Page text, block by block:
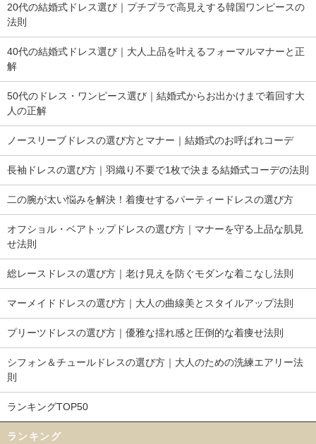
20代の結婚式ドレス選び｜プチプラで高見えする韓国ワンピースの
法則
40代の結婚式ドレス選び｜大人上品を叶えるフォーマルマナーと正
解
50代のドレス・ワンピース選び｜結婚式からお出かけまで着回す大
人の正解
ノースリーブドレスの選び方とマナー｜結婚式のお呼ばれコーデ
長袖ドレスの選び方｜羽織り不要で1枚で決まる結婚式コーデの法則
二の腕が太い悩みを解決！着痩せするパーティードレスの選び方
オフショル・ベアトップドレスの選び方｜マナーを守る上品な肌見
せ法則
総レースドレスの選び方｜老け見えを防ぐモダンな着こなし法則
マーメイドドレスの選び方｜大人の曲線美とスタイルアップ法則
プリーツドレスの選び方｜優雅な揺れ感と圧倒的な着痩せ法則
シフォン＆チュールドレスの選び方｜大人のための洗練エアリー法
則
ランキングTOP50
ランキング